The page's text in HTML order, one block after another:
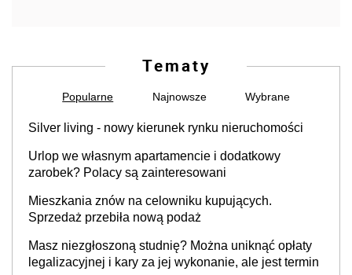
Tematy
Popularne Najnowsze Wybrane
Silver living - nowy kierunek rynku nieruchomości
Urlop we własnym apartamencie i dodatkowy
zarobek? Polacy są zainteresowani
Mieszkania znów na celowniku kupujących.
Sprzedaż przebiła nową podaż
Masz niezgłoszoną studnię? Można uniknąć opłaty
legalizacyjnej i kary za jej wykonanie, ale jest termin